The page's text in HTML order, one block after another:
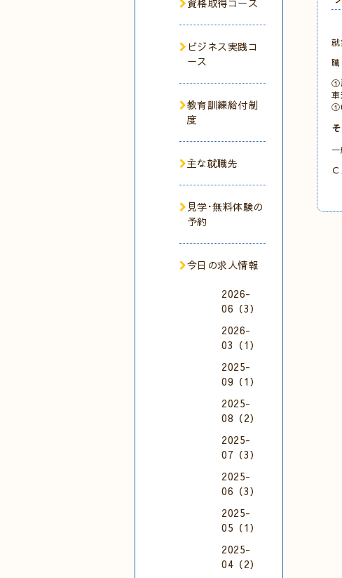
①
資格取得コース
ビジネス実践コ
ース
教育訓練給付制
度
主な就職先
見学･無料体験の
予約
今日の求人情報
2026-
06（3）
2026-
03（1）
2025-
09（1）
2025-
08（2）
2025-
07（3）
2025-
06（3）
2025-
05（1）
2025-
04（2）